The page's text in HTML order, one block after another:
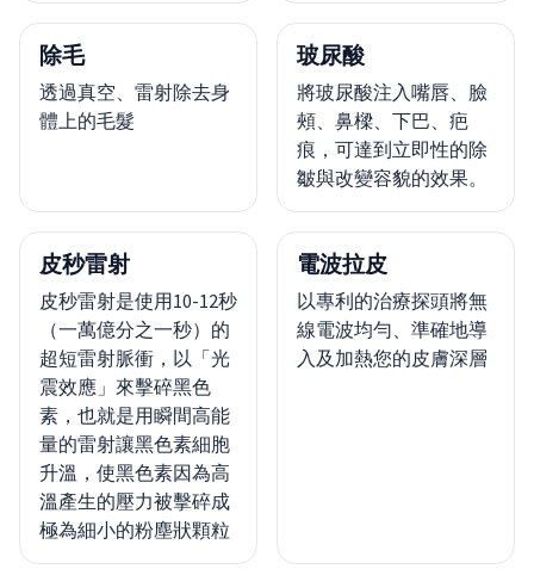
除毛
透過真空、雷射除去身
體上的毛髮
玻尿酸
將玻尿酸注入嘴唇、臉
頰、鼻樑、下巴、疤
痕，可達到立即性的除
皺與改變容貌的效果。
皮秒雷射
皮秒雷射是使用10-12秒
（一萬億分之一秒）的
超短雷射脈衝，以「光
震效應」來擊碎黑色
素，也就是用瞬間高能
量的雷射讓黑色素細胞
升溫，使黑色素因為高
溫產生的壓力被擊碎成
極為細小的粉塵狀顆粒
電波拉皮
以專利的治療探頭將無
線電波均勻、準確地導
入及加熱您的皮膚深層